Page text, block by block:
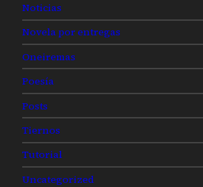
Noticias
Novela por entregas
Oneiremas
Poesía
Posts
Tiernos
Tutorial
Uncategorized